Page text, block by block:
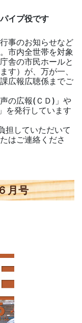
イプ役です
事のお知らせなど
市内全世帯を対象
舎の市民ホールと
す）が、万が一、
広報広聴係までご
の広報(ＣＤ)」や
を発行しています
担していただいて
はご連絡くださ
月号